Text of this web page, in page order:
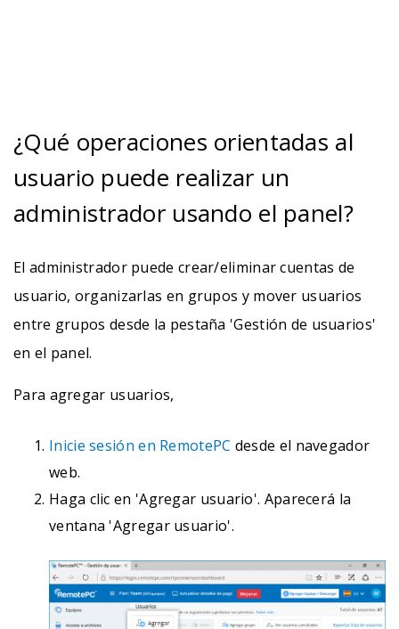
¿Qué operaciones orientadas al
usuario puede realizar un
administrador usando el panel?
El administrador puede crear/eliminar cuentas de
usuario, organizarlas en grupos y mover usuarios
entre grupos desde la pestaña 'Gestión de usuarios'
en el panel.
Para agregar usuarios,
Inicie sesión en RemotePC desde el navegador
web.
Haga clic en 'Agregar usuario'. Aparecerá la
ventana 'Agregar usuario'.